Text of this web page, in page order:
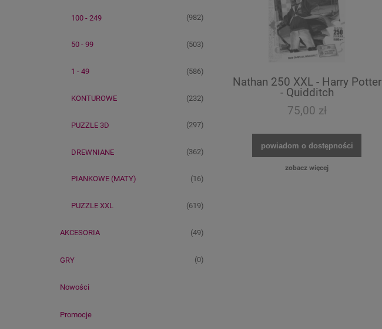
100 - 249 (982)
50 - 99 (503)
1 - 49 (586)
KONTUROWE (232)
PUZZLE 3D (297)
DREWNIANE (362)
PIANKOWE (MATY) (16)
PUZZLE XXL (619)
AKCESORIA (49)
GRY (0)
Nowości
Promocje
Nathan 250 XXL - Harry Potter
- Quidditch
75,00 zł
powiadom o dostępności
zobacz więcej